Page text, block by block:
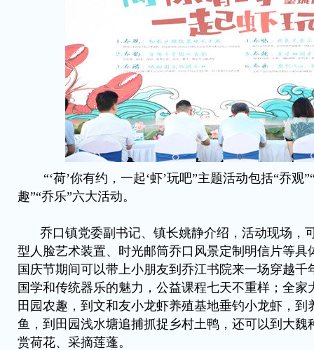
“‘荷’你有约，一起‘虾’玩吧”主题活动包括“乔观
趣”“乔乐”六大活动。
乔口镇党委副书记、镇长姚静介绍，活动现场，
型人脸艺术装置、时光邮筒乔口风景定制明信片等具
国庆节期间可以带上小朋友到乔江书院来一场穿越
国学和传统器乐的魅力，公益课程七天不重样；全
田园农趣，到文和友小龙虾养殖基地垂钓小龙虾，到
鱼，到田园浅水塘追捕抓捉乡村土鸭，还可以到大魏
赏荷花、采摘莲蓬。